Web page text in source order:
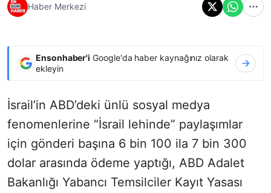
Haber Merkezi
Ensonhaber'i Google'da haber kaynağınız olarak
ekleyin
İsrail’in ABD’deki ünlü sosyal medya
fenomenlerine “İsrail lehinde” paylaşımlar
için gönderi başına 6 bin 100 ila 7 bin 300
dolar arasında ödeme yaptığı, ABD Adalet
Bakanlığı Yabancı Temsilciler Kayıt Yasası